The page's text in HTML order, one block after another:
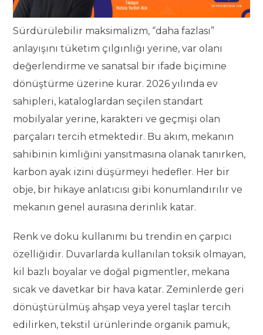
Sürdürülebilir maksimalizm, “daha fazlası”
anlayışını tüketim çılgınlığı yerine, var olanı
değerlendirme ve sanatsal bir ifade biçimine
dönüştürme üzerine kurar. 2026 yılında ev
sahipleri, kataloglardan seçilen standart
mobilyalar yerine, karakteri ve geçmişi olan
parçaları tercih etmektedir. Bu akım, mekanın
sahibinin kimliğini yansıtmasına olanak tanırken,
karbon ayak izini düşürmeyi hedefler. Her bir
obje, bir hikaye anlatıcısı gibi konumlandırılır ve
mekanın genel aurasına derinlik katar.
Renk ve doku kullanımı bu trendin en çarpıcı
özelliğidir. Duvarlarda kullanılan toksik olmayan,
kil bazlı boyalar ve doğal pigmentler, mekana
sıcak ve davetkar bir hava katar. Zeminlerde geri
dönüştürülmüş ahşap veya yerel taşlar tercih
edilirken, tekstil ürünlerinde organik pamuk,